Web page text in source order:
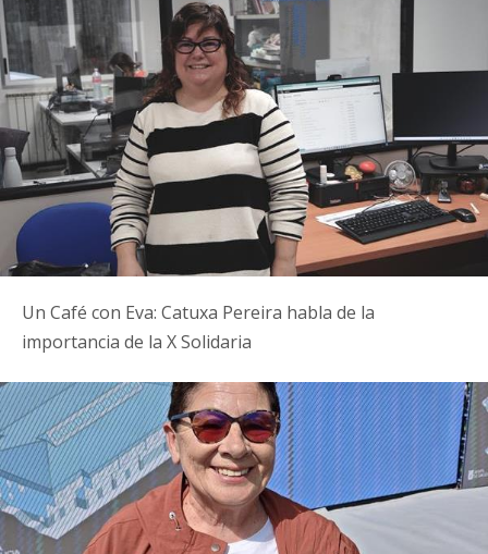
Un Café con Eva: Catuxa Pereira habla de la
importancia de la X Solidaria